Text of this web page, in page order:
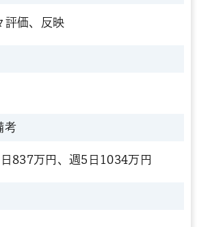
評価、反映
考
837万円、週5日1034万円